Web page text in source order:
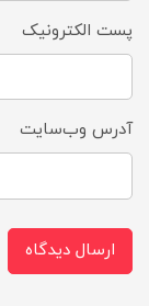
پست الکترونیک
آدرس وب‌سایت
ارسال دیدگاه